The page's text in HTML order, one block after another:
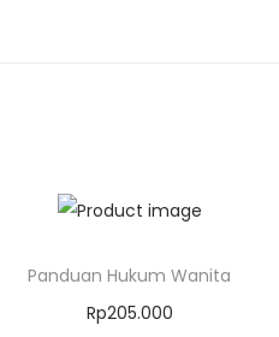
Panduan Hukum Wanita
Rp205.000